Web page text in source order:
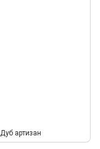
Дуб артизан